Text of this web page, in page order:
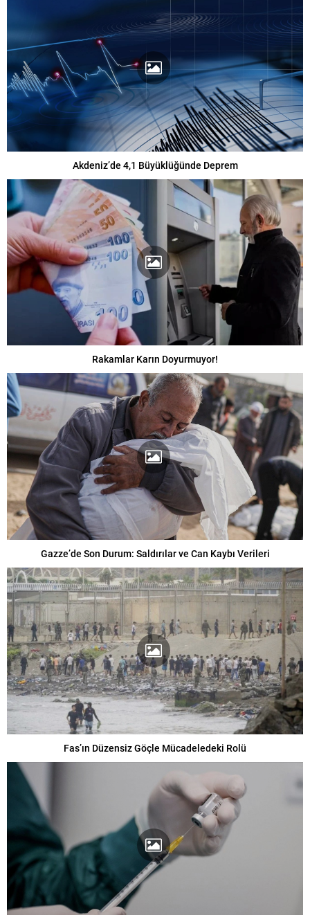
Akdeniz’de 4,1 Büyüklüğünde Deprem
Rakamlar Karın Doyurmuyor!
Gazze’de Son Durum: Saldırılar ve Can Kaybı Verileri
Fas’ın Düzensiz Göçle Mücadeledeki Rolü